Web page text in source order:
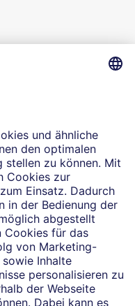
beraten in
Bank AG
zu den dabei
werden
Deutsche Bank